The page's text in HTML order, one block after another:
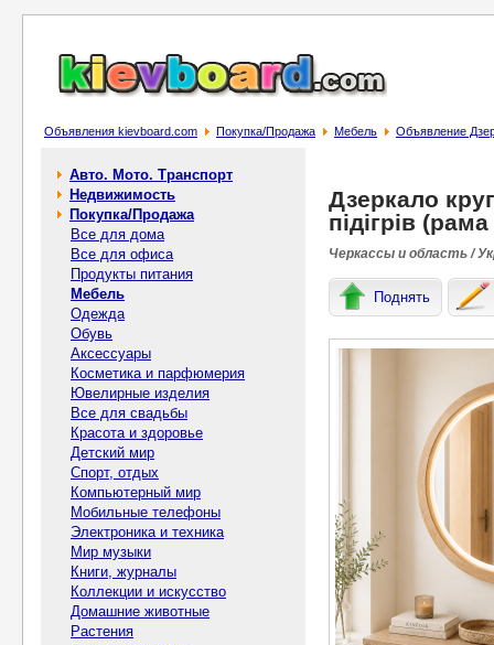
Объявления kievboard.com Покупка/Продажа Мебель Объявление
Авто. Мото. Транспорт
Недвижимость
Покупка/Продажа
Все для дома
Все для офиса
Продукты питания
Мебель
Одежда
Обувь
Аксессуары
Косметика и парфюмерия
Ювелирные изделия
Все для свадьбы
Красота и здоровье
Детский мир
Спорт, отдых
Компьютерный мир
Мобильные телефоны
Электроника и техника
Мир музыки
Книги, журналы
Коллекции и искусство
Домашние животные
Растения
Дзеркало
підігрів
Черкассы и область /
Поднять